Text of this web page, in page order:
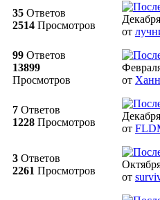
35 Ответов
2514 Просмотров
от
99 Ответов
13899
Просмотров
от
7 Ответов
1228 Просмотров
от
3 Ответов
2261 Просмотров
от